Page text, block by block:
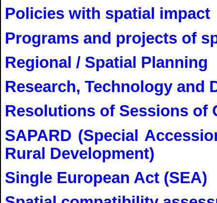
Policies with spatial impact
Programs and projects of
Regional / Spatial Planning
Research, Technology and
Resolutions of Sessions of
SAPARD (Special
Rural Development)
Single European Act (SEA)